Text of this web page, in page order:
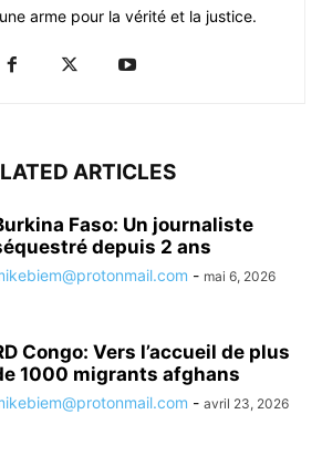
arme pour la vérité et la justice.
ARTICLES
Faso: Un journaliste
depuis 2 ans
- mai 6, 2026
Congo: Vers l’accueil de plus
1000 migrants afghans
- avril 23, 2026